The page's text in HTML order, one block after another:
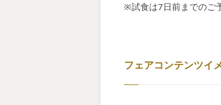
※試食は7日前までのご
フェアコンテンツイ